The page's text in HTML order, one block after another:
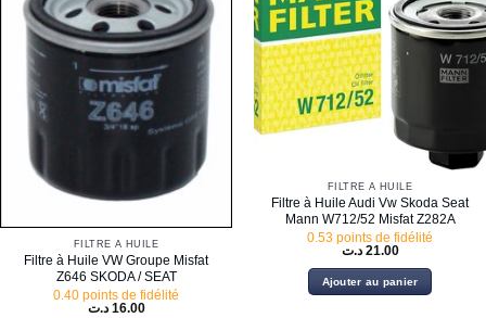
FILTRE À HUILE
Filtre à Huile VW Groupe Misfat
Z646 SKODA / SEAT
0.40 points de fidélité
16.00 د.ت
FILTRE À HUILE
Filtre à Huile Audi Vw Skoda Seat
Mann W712/52 Misfat Z282A
0.53 points de fidélité
21.00 د.ت
Ajouter au panier